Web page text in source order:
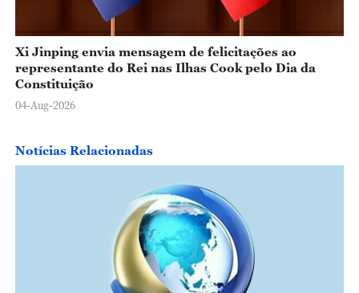
Xi Jinping envia mensagem de felicitações ao
representante do Rei nas Ilhas Cook pelo Dia da
Constituição
04-Aug-2026
Notícias Relacionadas